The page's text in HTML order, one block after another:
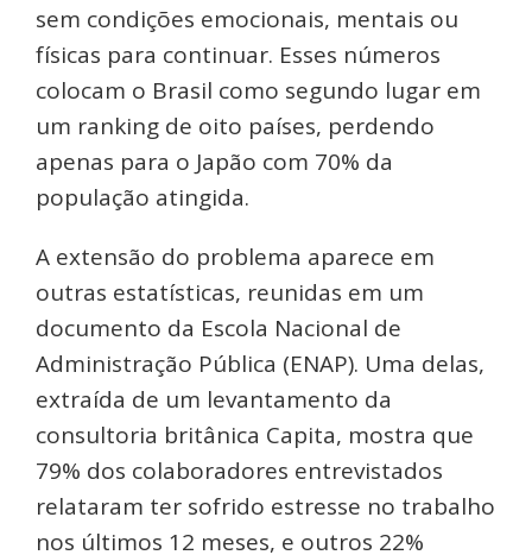
sem condições emocionais, mentais ou
físicas para continuar. Esses números
colocam o Brasil como segundo lugar em
um ranking de oito países, perdendo
apenas para o Japão com 70% da
população atingida.
A extensão do problema aparece em
outras estatísticas, reunidas em um
documento da Escola Nacional de
Administração Pública (ENAP). Uma delas,
extraída de um levantamento da
consultoria britânica Capita, mostra que
79% dos colaboradores entrevistados
relataram ter sofrido estresse no trabalho
nos últimos 12 meses, e outros 22%